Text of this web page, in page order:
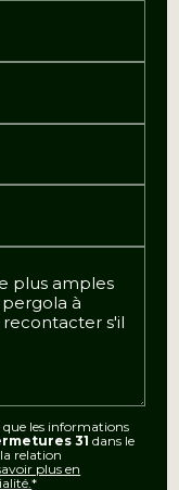
les informations
31 dans le
relation
plus en
*